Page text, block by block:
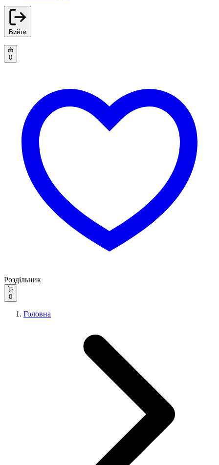
Вийти
0
Роздільник
0
Головна